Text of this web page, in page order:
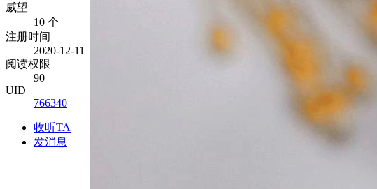
威望
10 个
注册时间
2020-12-11
阅读权限
90
UID
766340
收听TA
发消息